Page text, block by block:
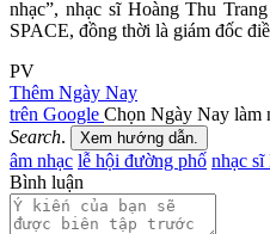
nhạc”, nhạc sĩ Hoàng Thu
SPACE, đồng thời là giám đốc
PV
Thêm Ngày Nay
trên Google Chọn Ngày Nay làm
Search. Xem hướng dẫn.
âm nhạc lễ hội đường phố nhạc
Bình luận